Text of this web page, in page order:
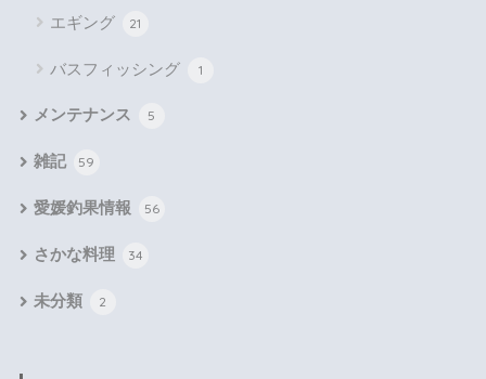
エギング 21
バスフィッシング 1
メンテナンス 5
雑記 59
愛媛釣果情報 56
さかな料理 34
未分類 2